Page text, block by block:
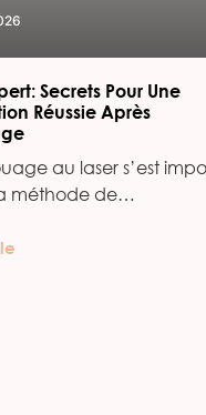
Secrets Pour Une
Réussie Après
au laser s’est
méthode de…